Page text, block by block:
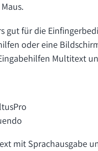
gut für die
oder eine
Multitext
mit Sprachausgabe